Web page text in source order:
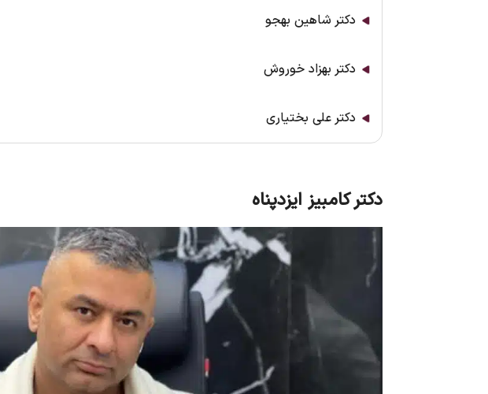
دکتر شاهین بهجو
دکتر بهزاد خوروش
دکتر علی بختیاری
دکتر کامبیز ایزدپناه